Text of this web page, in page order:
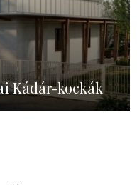
Kádár-kockák